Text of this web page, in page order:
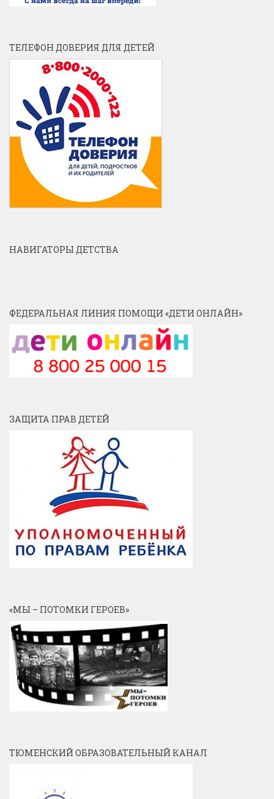
ТЕЛЕФОН ДОВЕРИЯ ДЛЯ ДЕТЕЙ
НАВИГАТОРЫ ДЕТСТВА
ФЕДЕРАЛЬНАЯ ЛИНИЯ ПОМОЩИ «ДЕТИ ОНЛАЙН»
ЗАЩИТА ПРАВ ДЕТЕЙ
«МЫ – ПОТОМКИ ГЕРОЕВ»
ТЮМЕНСКИЙ ОБРАЗОВАТЕЛЬНЫЙ КАНАЛ